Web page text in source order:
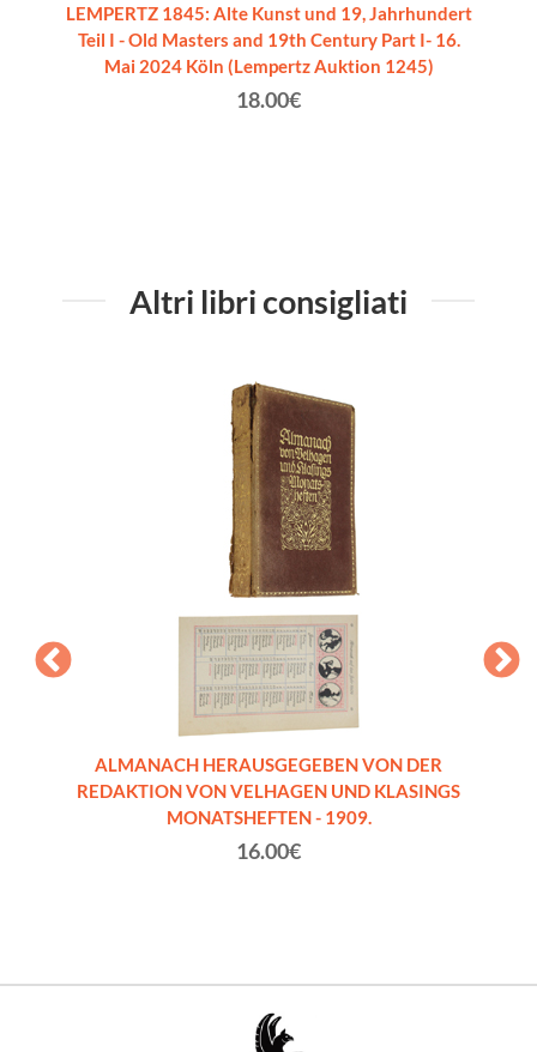
LEMPERTZ 1845: Alte Kunst und 19, Jahrhundert
Teil I - Old Masters and 19th Century Part I- 16.
Mai 2024 Köln (Lempertz Auktion 1245)
18.00€
Altri libri consigliati
ALMANACH HERAUSGEGEBEN VON DER
REDAKTION VON VELHAGEN UND KLASINGS
MONATSHEFTEN - 1909.
16.00€